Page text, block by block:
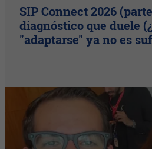
SIP Connect 2026
diagnóstico que duele
"adaptarse" ya no es